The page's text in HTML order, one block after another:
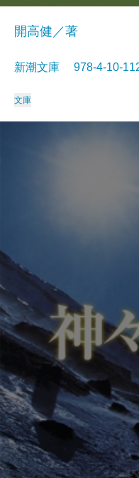
開高健／著
新潮文庫 978-4-10-
文庫